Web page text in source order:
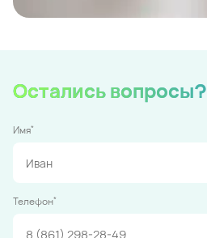
Остались вопросы?
Имя*
Телефон*